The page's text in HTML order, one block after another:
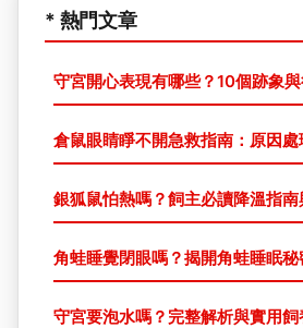
* 熱門文章
守宮開心表現有哪些？10個跡象
倉鼠眼睛睜不開急救指南：原因
銀狐鼠怕熱嗎？飼主必讀降溫指
角蛙睡覺閉眼嗎？揭開角蛙睡眠
守宮要泡水嗎？完整解析與實用飼